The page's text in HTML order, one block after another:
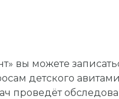
вы можете
детского
проведёт